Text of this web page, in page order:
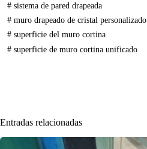
#sistema de pared drapeada
#muro drapeado de cristal personalizado
#superficie del muro cortina
#superficie de muro cortina unificado
Entradas relacionadas